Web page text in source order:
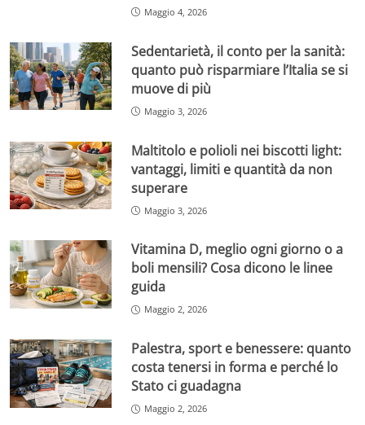
Maggio 4, 2026
Sedentarietà, il conto per la sanità:
quanto può risparmiare l’Italia se si
muove di più
Maggio 3, 2026
Maltitolo e polioli nei biscotti light:
vantaggi, limiti e quantità da non
superare
Maggio 3, 2026
Vitamina D, meglio ogni giorno o a
boli mensili? Cosa dicono le linee
guida
Maggio 2, 2026
Palestra, sport e benessere: quanto
costa tenersi in forma e perché lo
Stato ci guadagna
Maggio 2, 2026